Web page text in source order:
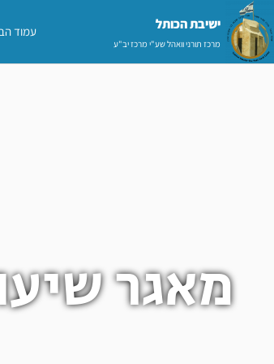
דילוג
לתוכן
ישיבת הכותל​
מרכז תורני וואהל שע"י מרכז יב"ע
עמוד
מאגר